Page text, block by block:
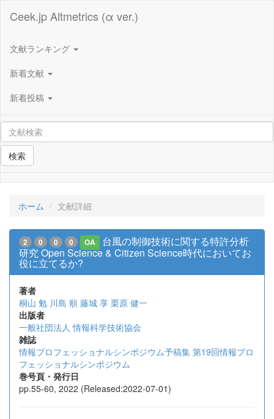
Ceek.jp Altmetrics (α ver.)
文献ランキング
新着文献
新着投稿
検索
ホーム 文献詳細
2 0 0 0 OA
台風の制御技術に関する特許分析
研究 Open Science & Citizen Science時代においてお
役に立てるか?
著者
桐山 勉 川島 順 藤城 享 栗原 健一
出版者
一般社団法人 情報科学技術協会
雑誌
情報プロフェッショナルシンポジウム予稿集 第19回情報プロ
フェッショナルシンポジウム
巻号頁・発行日
pp.55-60, 2022 (Released:2022-07-01)